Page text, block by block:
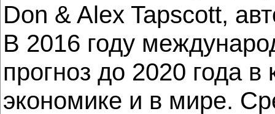
Don & Alex Tapscott,
В 2016 году
прогноз до 2020 года
экономике и в мире.